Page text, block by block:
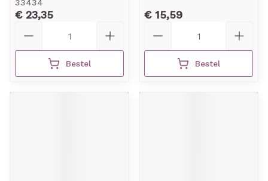
33434
€ 23,35
Bestel
€ 15,59
Bestel